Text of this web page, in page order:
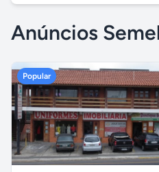
Anúncios
Popular